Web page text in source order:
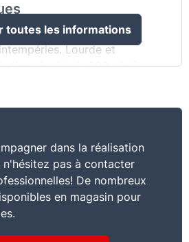
efficacement de la
Lourde et
tissé (+/- 200 g/m²).
toutes les informations
dans la réalisation
pas à contacter
De nombreux
en magasin pour